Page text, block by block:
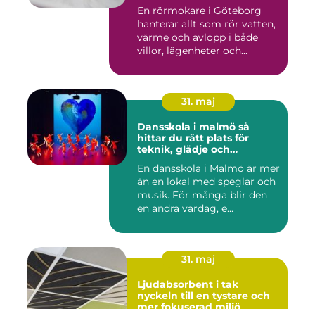
En rörmokare i Göteborg
hanterar allt som rör vatten,
värme och avlopp i både
villor, lägenheter och...
31. maj
Dansskola i malmö så
hittar du rätt plats för
teknik, glädje och
En dansskola i Malmö är mer
än en lokal med speglar och
musik. För många blir den
en andra vardag, e...
31. maj
Ljudabsorbent i tak
nyckeln till en tystare och